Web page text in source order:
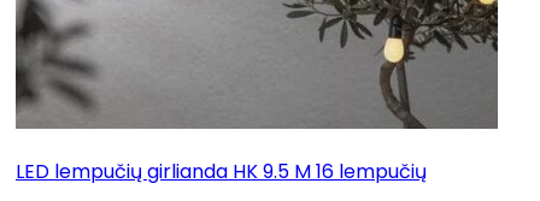
LED lempučių girlianda HK 9.5 M 16 lempučių